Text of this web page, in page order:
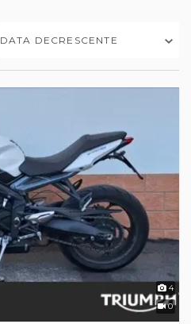
DATA DECRESCENTE
4
0